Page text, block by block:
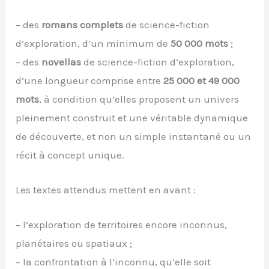
– des romans complets de science-fiction
d’exploration, d’un minimum de50 000 mots ;
– des novellas de science-fiction d’exploration,
d’une longueur comprise entre25 000 et 49 000
mots, à condition qu’elles proposent un univers
pleinement construit et une véritable dynamique
de découverte, et non un simple instantané ou un
récit à concept unique.
Les textes attendus mettent en avant :
– l’exploration de territoires encore inconnus,
planétaires ou spatiaux ;
– la confrontation à l’inconnu, qu’elle soit